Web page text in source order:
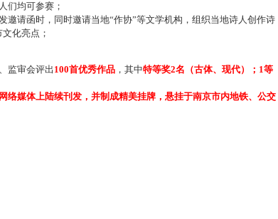
们均可参赛；
请函时，同时邀请当地“作协”等文学机构，组织当地诗人创作诗
化亮点；
监审会评出100首优秀作品 ，其中特等奖2名（古体、现代）；1等
络媒体上陆续刊发，并制成精美挂牌，悬挂于南京市内地铁、公交